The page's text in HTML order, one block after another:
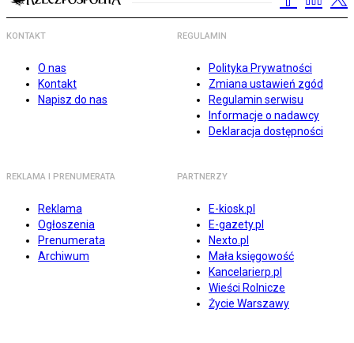
KONTAKT
O nas
Kontakt
Napisz do nas
REGULAMIN
Polityka Prywatności
Zmiana ustawień zgód
Regulamin serwisu
Informacje o nadawcy
Deklaracja dostępności
REKLAMA I PRENUMERATA
Reklama
Ogłoszenia
Prenumerata
Archiwum
PARTNERZY
E-kiosk.pl
E-gazety.pl
Nexto.pl
Mała księgowość
Kancelarierp.pl
Wieści Rolnicze
Życie Warszawy